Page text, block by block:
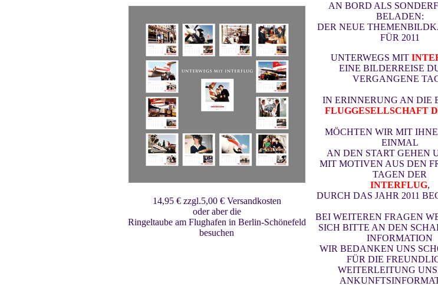
14,95 € zzgl.5,00 € Versandkosten
oder aber die
Ringeltaube am Flughafen in Berlin-Schönefeld
besuchen
AN BORD ALS
BELADEN:
DER NEUE
FÜR 2011
UNTERWEGS MIT
EINE BILDERREISE
VERGANGENE
IN ERINNERUNG AN DIE
FLUGGESELLSCHAFT
MÖCHTEN WIR MIT
EINMAL
AN DEN START GEHEN
MIT MOTIVEN AUS DEN
TAGEN DER
INTERFLUG,
DURCH DAS JAHR 2011
BEI WEITEREN FRAGEN
SICH BITTE AN DEN
INFORMATION
WIR BEDANKEN UNS
FÜR DIE
WEITERLEITUNG